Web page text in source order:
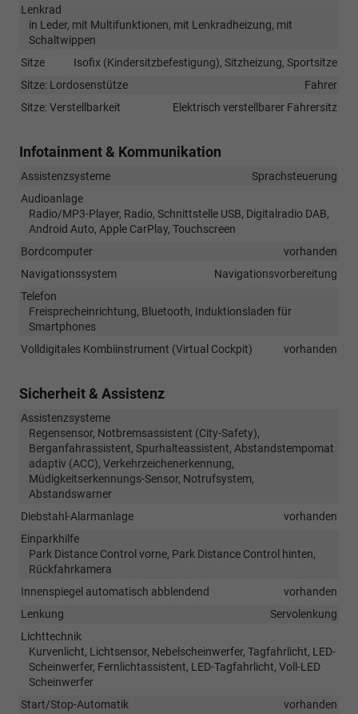
Lenkrad
in Leder, mit Multifunktionen, mit Lenkradheizung, mit
Schaltwippen
Sitze
Isofix (Kindersitzbefestigung), Sitzheizung, Sportsitze
Sitze: Lordosenstütze
Fahrer
Sitze: Verstellbarkeit
Elektrisch verstellbarer Fahrersitz
Infotainment & Kommunikation
Assistenzsysteme
Sprachsteuerung
Audioanlage
Radio/MP3-Player, Radio, Schnittstelle USB, Digitalradio DAB,
Android Auto, Apple CarPlay, Touchscreen
Bordcomputer
vorhanden
Navigationssystem
Navigationsvorbereitung
Telefon
Freisprecheinrichtung, Bluetooth, Induktionsladen für
Smartphones
Volldigitales Kombiinstrument (Virtual Cockpit)
vorhanden
Sicherheit & Assistenz
Assistenzsysteme
Regensensor, Notbremsassistent (City-Safety),
Berganfahrassistent, Spurhalteassistent, Abstandstempomat
adaptiv (ACC), Verkehrzeichenerkennung,
Müdigkeitserkennungs-Sensor, Notrufsystem,
Abstandswarner
Diebstahl-Alarmanlage
vorhanden
Einparkhilfe
Park Distance Control vorne, Park Distance Control hinten,
Rückfahrkamera
Innenspiegel automatisch abblendend
vorhanden
Lenkung
Servolenkung
Lichttechnik
Kurvenlicht, Lichtsensor, Nebelscheinwerfer, Tagfahrlicht, LED-
Scheinwerfer, Fernlichtassistent, LED-Tagfahrlicht, Voll-LED
Scheinwerfer
Start/Stop-Automatik
vorhanden